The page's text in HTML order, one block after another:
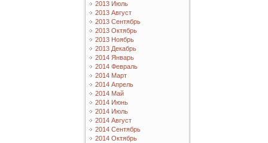
2013 Июль
2013 Август
2013 Сентябрь
2013 Октябрь
2013 Ноябрь
2013 Декабрь
2014 Январь
2014 Февраль
2014 Март
2014 Апрель
2014 Май
2014 Июнь
2014 Июль
2014 Август
2014 Сентябрь
2014 Октябрь